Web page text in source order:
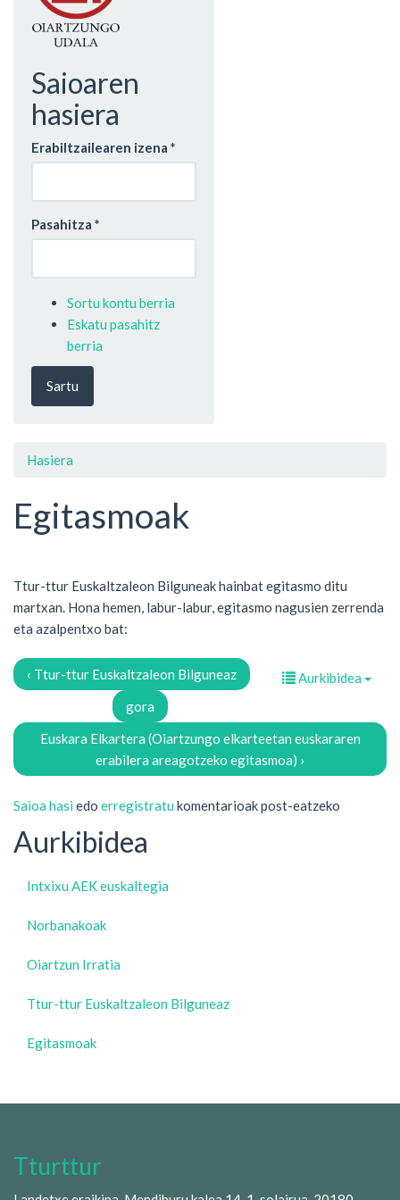
Saioaren
hasiera
Erabiltzailearen izena *
Pasahitza *
Sortu kontu berria
Eskatu pasahitz
berria
Sartu
Hasiera
Egitasmoak
Ttur-ttur Euskaltzaleon Bilguneak hainbat egitasmo ditu
martxan. Hona hemen, labur-labur, egitasmo nagusien zerrenda
eta azalpentxo bat:
Aurkibidea
‹ Ttur-ttur Euskaltzaleon Bilguneaz
gora
Euskara Elkartera (Oiartzungo elkarteetan euskararen
erabilera areagotzeko egitasmoa) ›
Saioa hasi edo erregistratu komentarioak post-eatzeko
Aurkibidea
Intxixu AEK euskaltegia
Norbanakoak
Oiartzun Irratia
Ttur-ttur Euskaltzaleon Bilguneaz
Egitasmoak
Tturttur